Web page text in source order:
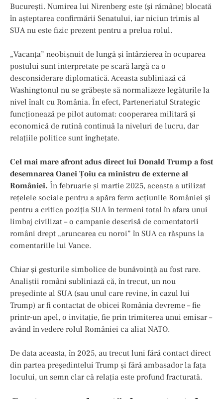
București. Numirea lui Nirenberg este (și rămâne) blocată
în așteptarea confirmării Senatului, iar niciun trimis al
SUA nu este fizic prezent pentru a prelua rolul.
„Vacanța” neobișnuit de lungă și întârzierea în ocuparea
postului sunt interpretate pe scară largă ca o
desconsiderare diplomatică. Aceasta subliniază că
Washingtonul nu se grăbește să normalizeze legăturile la
nivel înalt cu România. În efect, Parteneriatul Strategic
funcționează pe pilot automat: cooperarea militară și
economică de rutină continuă la niveluri de lucru, dar
relațiile politice sunt înghețate.
Cel mai mare afront adus direct lui Donald Trump a fost
desemnarea Oanei Ţoiu ca ministru de externe al
României. În februarie și martie 2025, aceasta a utilizat
rețelele sociale pentru a apăra ferm acțiunile României și
pentru a critica poziția SUA în termeni total în afara unui
limbaj civilizat – o campanie descrisă de comentatorii
români drept „aruncarea cu noroi” în SUA ca răspuns la
comentariile lui Vance.
Chiar și gesturile simbolice de bunăvoință au fost rare.
Analiștii români subliniază că, în trecut, un nou
președinte al SUA (sau unul care revine, în cazul lui
Trump) ar fi contactat de obicei România devreme – fie
printr-un apel, o invitație, fie prin trimiterea unui emisar –
având în vedere rolul României ca aliat NATO.
De data aceasta, în 2025, au trecut luni fără contact direct
din partea președintelui Trump și fără ambasador la fața
locului, un semn clar că relația este profund fracturată.